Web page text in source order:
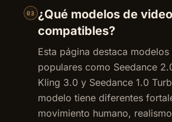
03
¿Qué modelos de
compatibles?
Esta página destaca
populares como Seedance
Kling 3.0 y Seedance 1.0
modelo tiene diferentes
movimiento humano, realismo